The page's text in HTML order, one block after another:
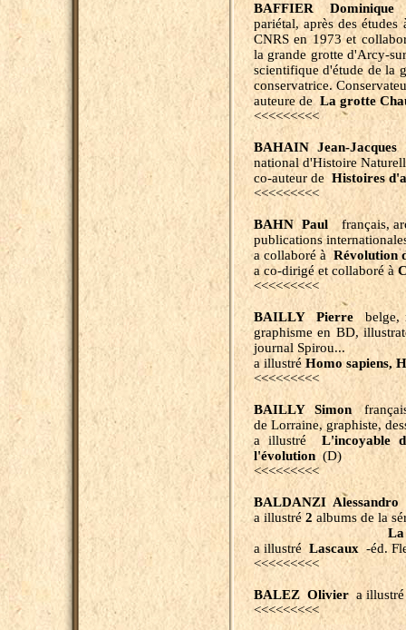
BAFFIER Dominique
pariétal, après des
CNRS en 1973 et
la grande grotte d'Arcy-
scientifique d'étude de la
conservatrice.
auteure deLa grotte
<<<<<<<<<
BAHAIN Jean-Jacques
national d'Histoire
co-auteur de Histoires
<<<<<<<<<
BAHN Paulfrançais,
publications
a collaboré à Révolution
a co-dirigé et collaboré à
<<<<<<<<<
BAILLY Pierre belge,
graphisme en BD,
journal Spirou...
a illustré Homo sapiens,
<<<<<<<<<
BAILLY Simonfrançais,
de Lorraine, graphiste,
a illustré
L'incoyable
l'évolution(D)
<<<<<<<<<
BALDANZI Alessandro
a illustré2 albums de la
La vie
a illustré Lascaux -éd.
<<<<<<<<<
BALEZ Olivier a
<<<<<<<<<